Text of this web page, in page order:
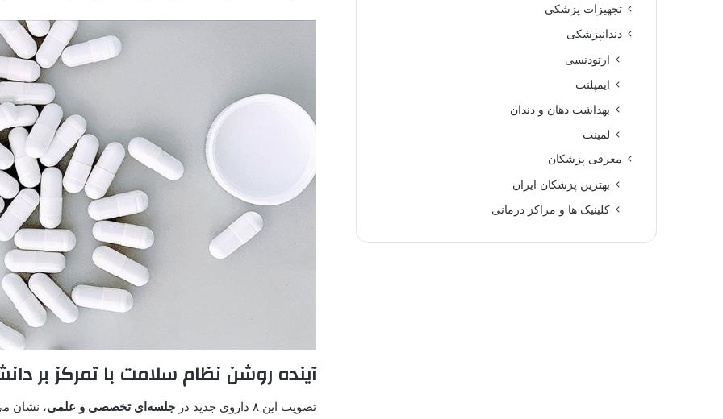
آینده روشن نظام سلامت با تمرکز بر
تصویب این ۸ داروی جدید در جلسه‌ای تخصصی و علمی، نشان
تجهیزات پزشکی
دندانپزشکی
ارتودنسی
ایمپلنت
بهداشت دهان و دندان
لمینت
معرفی پزشکان
بهترین پزشکان ایران
کلینیک ها و مراکز درمانی